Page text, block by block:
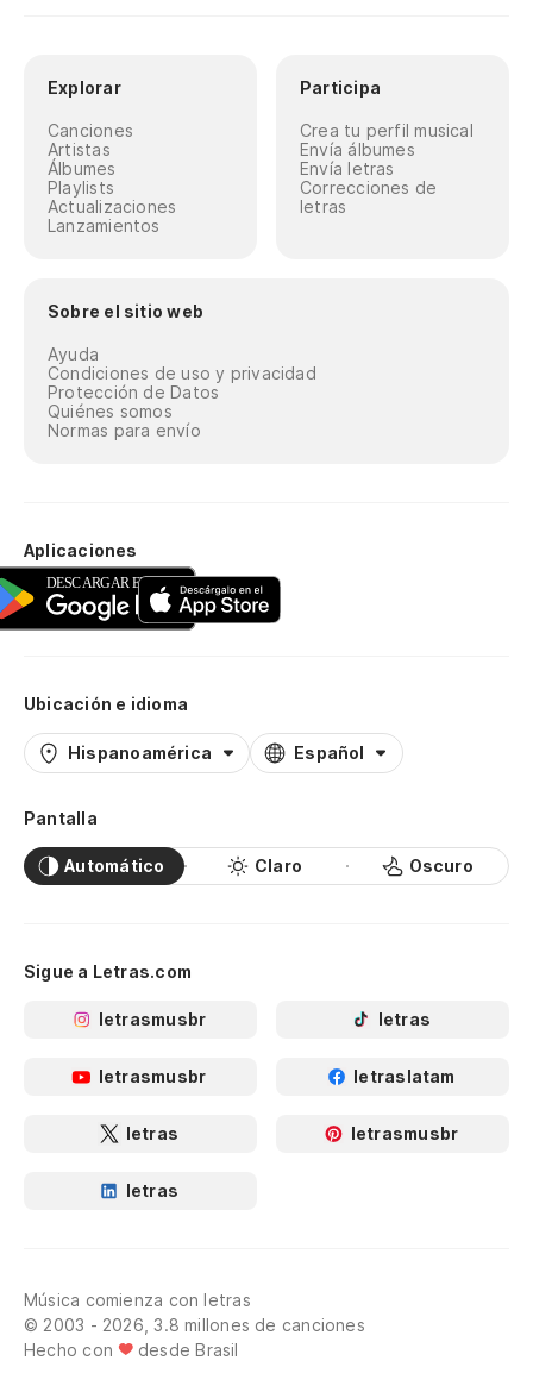
Explorar
Canciones
Artistas
Álbumes
Playlists
Actualizaciones
Lanzamientos
Participa
Crea tu perfil musical
Envía álbumes
Envía letras
Correcciones de
letras
Sobre el sitio web
Ayuda
Condiciones de uso y privacidad
Protección de Datos
Quiénes somos
Normas para envío
Aplicaciones
Ubicación e idioma
Hispanoamérica Español
Pantalla
Automático Claro Oscuro
Sigue a Letras.com
letrasmusbr letras
letrasmusbr letraslatam
letras letrasmusbr
letras
Música comienza con letras
© 2003 - 2026, 3.8 millones de canciones
Hecho con
desde Brasil